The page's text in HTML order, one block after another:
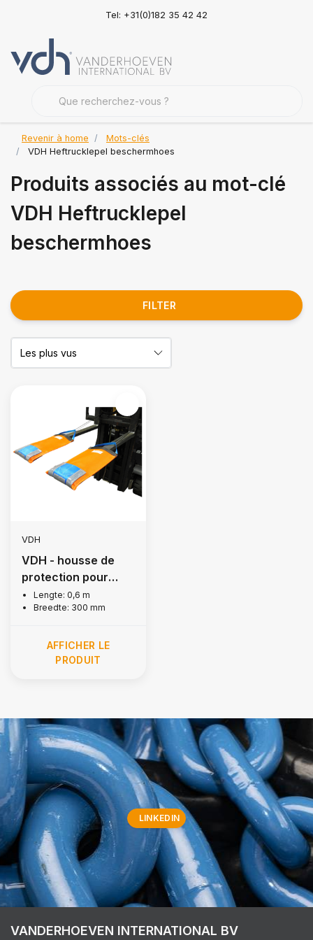
Tel: +31(0)182 35 42 42
Revenir à home
Mots-clés
VDH Heftrucklepel beschermhoes
Produits associés au mot-clé
VDH Heftrucklepel
beschermhoes
FILTER
VDH
VDH - housse de
protection pour
cuillère de chariot
élévateur à fourche
Lengte: 0,6 m
Breedte: 300 mm
AFFICHER LE
PRODUIT
LINKEDIN
VANDERHOEVEN INTERNATIONAL BV